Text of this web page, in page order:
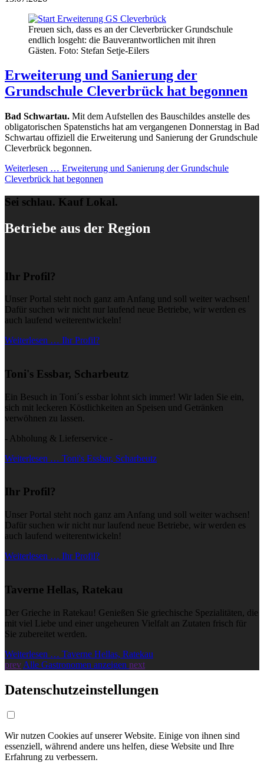
Freuen sich, dass es an der Cleverbrücker Grundschule
endlich losgeht: die Bauverantwortlichen mit ihren
Gästen. Foto: Stefan Setje-Eilers
Erweiterung und Sanierung der
Grundschule Cleverbrück hat begonnen
Bad Schwartau. Mit dem Aufstellen des Bauschildes anstelle des
obligatorischen Spatenstichs hat am vergangenen Donnerstag in Bad
Schwartau offiziell die Erweiterung und Sanierung der Grundschule
Cleverbrück begonnen.
Weiterlesen … Erweiterung und Sanierung der Grundschule
Cleverbrück hat begonnen
Sei schlau. Kauf Lokal.
Betriebe aus der Region
Ihr Profil?
Unser Portal steht noch ganz am Anfang und soll weiter wachsen!
Dafür suchen wir nicht nur laufend neue Betriebe, wir werden es
auch laufend weiterentwickeln!
Weiterlesen … Ihr Profil?
Toni's Essbar, Scharbeutz
Ein Besuch in Toni´s essbar lohnt sich immer! Wir laden Sie ein,
sich mit leckeren Köstlichkeiten an Speisen und Getränken
verwöhnen zu lassen.
- Abholung & Lieferservice -
Weiterlesen … Toni's Essbar, Scharbeutz
Ihr Profil?
Unser Portal steht noch ganz am Anfang und soll weiter wachsen!
Dafür suchen wir nicht nur laufend neue Betriebe, wir werden es
auch laufend weiterentwickeln!
Weiterlesen … Ihr Profil?
Taverne Hellas, Ratekau
Der Grieche in Ratekau! Genießen Sie griechische Spezialitäten, die
mit viel Liebe und einer ungeheuren Vielfalt an Zutaten frisch für
Sie zubereitet werden.
Weiterlesen … Taverne Hellas, Ratekau
prev Alle Gastronomen anzeigen next
Datenschutzeinstellungen
Wir nutzen Cookies auf unserer Website. Einige von ihnen sind
essenziell, während andere uns helfen, diese Website und Ihre
Erfahrung zu verbessern.